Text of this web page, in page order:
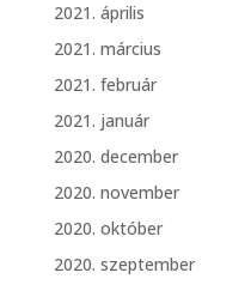
2021. április
2021. március
2021. február
2021. január
2020. december
2020. november
2020. október
2020. szeptember